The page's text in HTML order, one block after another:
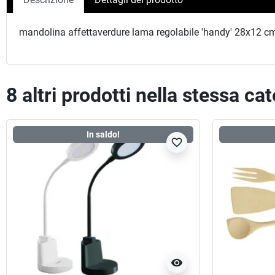
mandolina affettaverdure lama regolabile 'handy' 28x12
8 altri prodotti nella stessa
In saldo!
visibility
favorite_border